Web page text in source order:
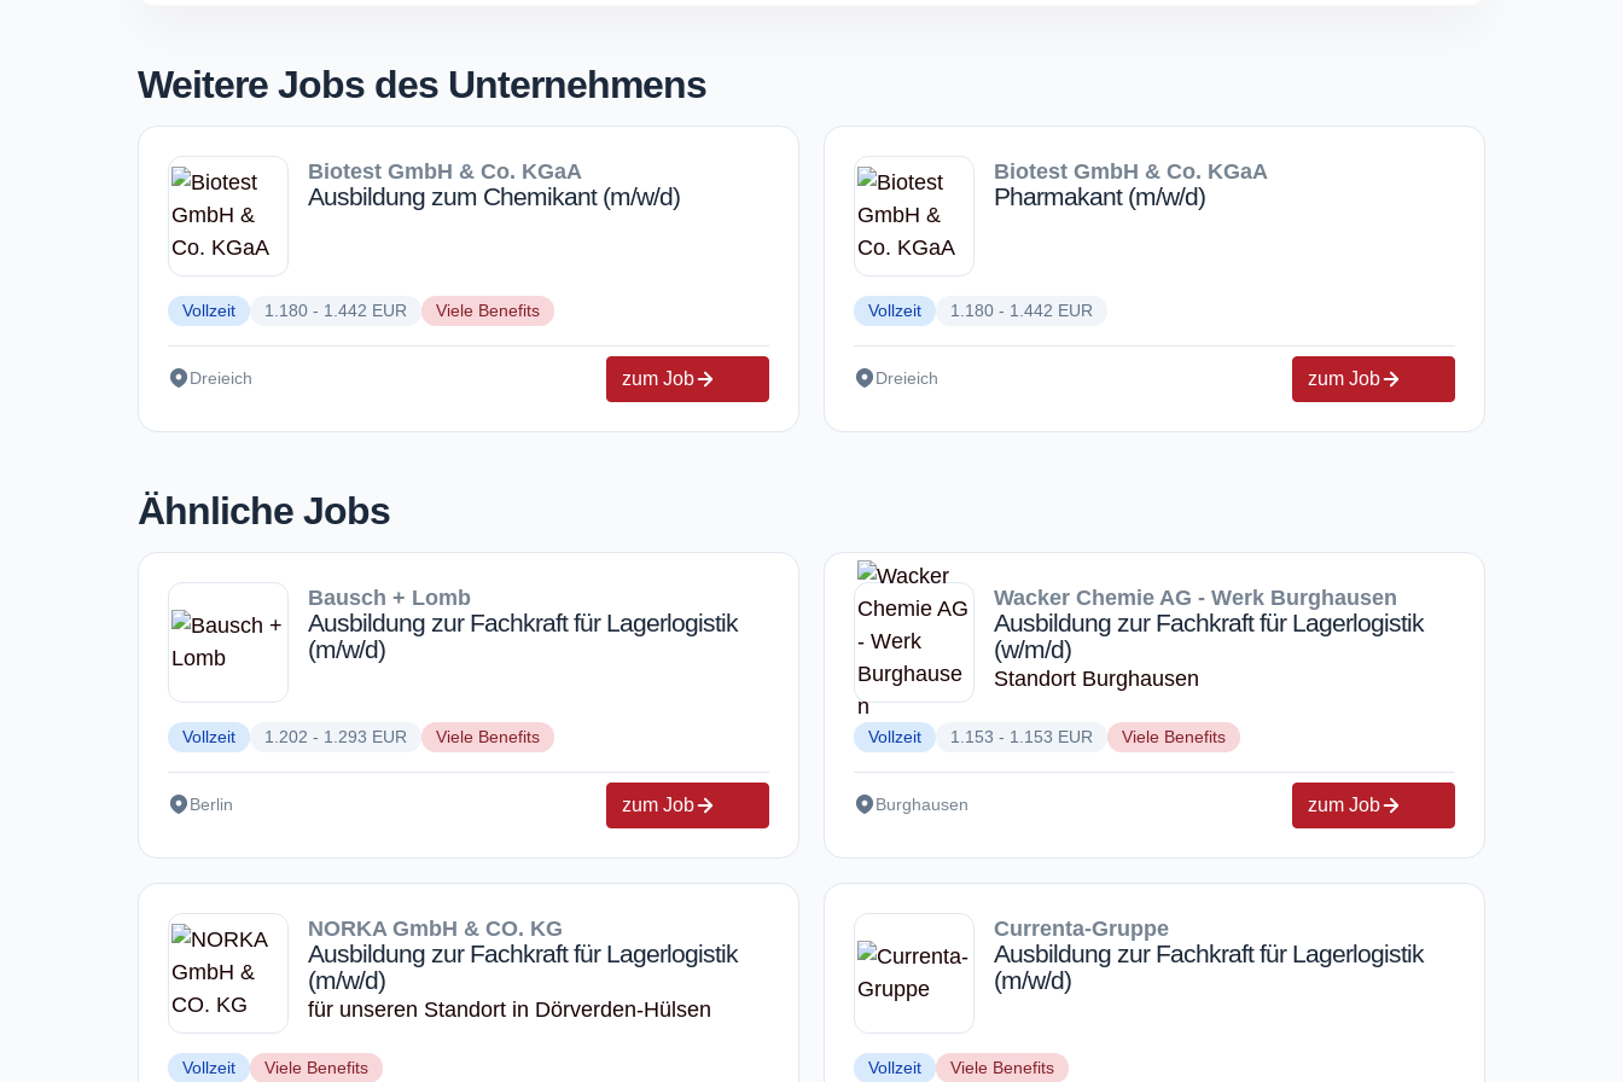
Weitere Jobs des Unternehmens
Biotest GmbH & Co. KGaA
Ausbildung zum Chemikant (m/w/d)
Vollzeit 1.180 - 1.442 EUR Viele Benefits
Dreieich zum Job
Biotest GmbH & Co. KGaA
Pharmakant (m/w/d)
Vollzeit 1.180 - 1.442 EUR
Dreieich zum Job
Ähnliche Jobs
Bausch + Lomb
Ausbildung zur Fachkraft für Lagerlogistik
(m/w/d)
Vollzeit 1.202 - 1.293 EUR Viele Benefits
Berlin zum Job
Wacker Chemie AG - Werk Burghausen
Ausbildung zur Fachkraft für Lagerlogistik
(w/m/d)
Standort Burghausen
Vollzeit 1.153 - 1.153 EUR Viele Benefits
Burghausen zum Job
NORKA GmbH & CO. KG
Ausbildung zur Fachkraft für Lagerlogistik
(m/w/d)
für unseren Standort in Dörverden-Hülsen
Vollzeit Viele Benefits
Currenta-Gruppe
Ausbildung zur Fachkraft für Lagerlogistik
(m/w/d)
Vollzeit Viele Benefits